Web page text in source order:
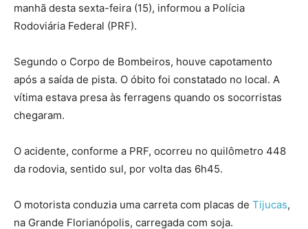
manhã desta sexta-feira (15), informou a Polícia
Rodoviária Federal (PRF).
Segundo o Corpo de Bombeiros, houve capotamento
após a saída de pista. O óbito foi constatado no local. A
vítima estava presa às ferragens quando os socorristas
chegaram.
O acidente, conforme a PRF, ocorreu no quilômetro 448
da rodovia, sentido sul, por volta das 6h45.
O motorista conduzia uma carreta com placas de Tijucas,
na Grande Florianópolis, carregada com soja.